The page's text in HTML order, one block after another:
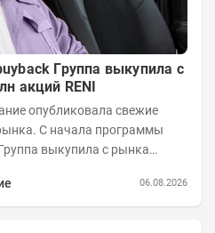
Группа выкупила с
акций RENI
опубликовала свежие
C начала программы
выкупила с рынка
06.08.2026